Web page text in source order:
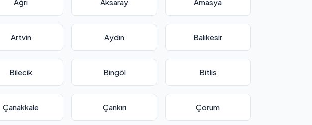
Artvin Aydın Balıkesir
Bilecik Bingöl Bitlis
Çanakkale Çankırı Çorum